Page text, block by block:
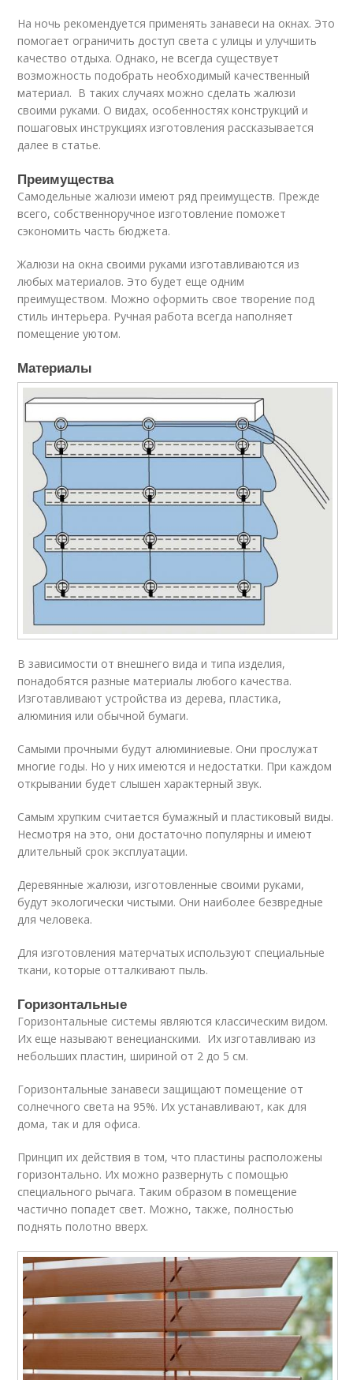
На ночь рекомендуется применять занавеси на окнах. Это
помогает ограничить доступ света с улицы и улучшить
качество отдыха. Однако, не всегда существует
возможность подобрать необходимый качественный
материал. В таких случаях можно сделать жалюзи
своими руками. О видах, особенностях конструкций и
пошаговых инструкциях изготовления рассказывается
далее в статье.
Преимущества
Самодельные жалюзи имеют ряд преимуществ. Прежде
всего, собственноручное изготовление поможет
сэкономить часть бюджета.
Жалюзи на окна своими руками изготавливаются из
любых материалов. Это будет еще одним
преимуществом. Можно оформить свое творение под
стиль интерьера. Ручная работа всегда наполняет
помещение уютом.
Материалы
В зависимости от внешнего вида и типа изделия,
понадобятся разные материалы любого качества.
Изготавливают устройства из дерева, пластика,
алюминия или обычной бумаги.
Самыми прочными будут алюминиевые. Они прослужат
многие годы. Но у них имеются и недостатки. При каждом
открывании будет слышен характерный звук.
Самым хрупким считается бумажный и пластиковый виды.
Несмотря на это, они достаточно популярны и имеют
длительный срок эксплуатации.
Деревянные жалюзи, изготовленные своими руками,
будут экологически чистыми. Они наиболее безвредные
для человека.
Для изготовления матерчатых используют специальные
ткани, которые отталкивают пыль.
Горизонтальные
Горизонтальные системы являются классическим видом.
Их еще называют венецианскими. Их изготавливаю из
небольших пластин, шириной от 2 до 5 см.
Горизонтальные занавеси защищают помещение от
солнечного света на 95%. Их устанавливают, как для
дома, так и для офиса.
Принцип их действия в том, что пластины расположены
горизонтально. Их можно развернуть с помощью
специального рычага. Таким образом в помещение
частично попадет свет. Можно, также, полностью
поднять полотно вверх.